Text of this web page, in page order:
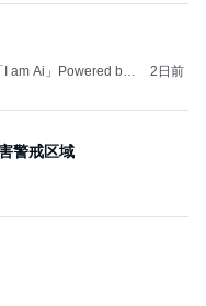
am Ai」Powered by
2日前
警戒区域